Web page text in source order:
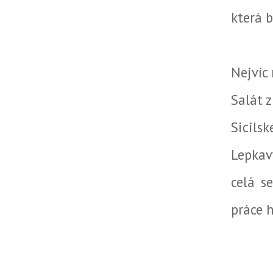
která
Nejvíc
Salát
celá
práce